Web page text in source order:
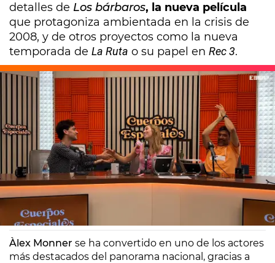
detalles de Los bárbaros, la nueva película
que protagoniza ambientada en la crisis de
2008, y de otros proyectos como la nueva
temporada de La Ruta o su papel en Rec 3.
Europa FM
Madrid 10/06/2025 10:21
Àlex Monner se ha convertido en uno de los actores
más destacados del panorama nacional, gracias a